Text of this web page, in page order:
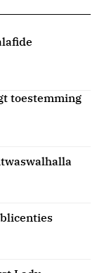
toestemming